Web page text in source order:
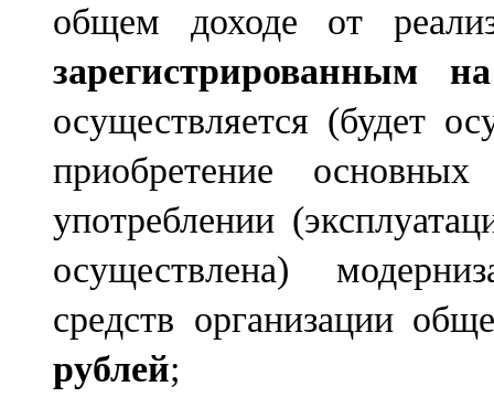
общем доходе от
зарегистрированным
осуществляется (будет
приобретение
употреблении
осуществлена)
средств организации
рублей;